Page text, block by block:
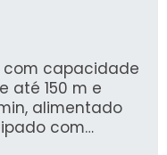
com capacidade
até 150 m e
alimentado
com